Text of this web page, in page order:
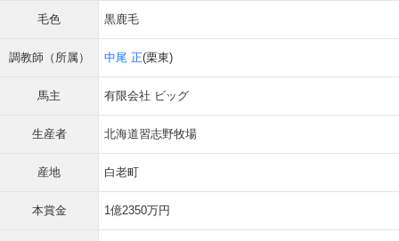
毛色 黒鹿毛
調教師（所属） 中尾 正(栗東)
馬主 有限会社 ビッグ
生産者 北海道習志野牧場
産地 白老町
本賞金 1億2350万円